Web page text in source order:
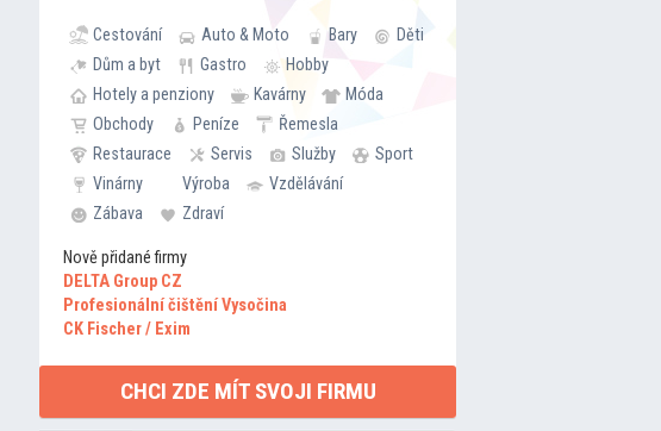
Cestování Auto & Moto Bary
Děti
Dům a byt
Gastro
Hobby
Hotely a penziony
Kavárny
Móda
Obchody
Peníze
Řemesla
Restaurace
Servis Služby
Sport
Vinárny
Výroba
Vzdělávání
Zábava
Zdraví
Nově přidané firmy
DELTA Group CZ
Profesionální čištění Vysočina
CK Fischer / Exim
CHCI ZDE MÍT SVOJI FIRMU